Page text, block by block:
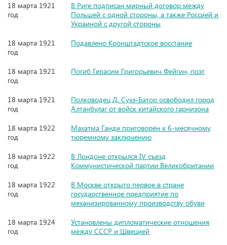
18 марта 1921
год
В Риге подписан мирный договор между
Польшей с одной стороны, а также Россией и
Украиной с другой стороны
18 марта 1921
год
Подавлено Кронштадтское восстание
18 марта 1921
год
Погиб Герасим Григорьевич Фейгин, поэт
18 марта 1921
год
Полководец Д. Сухэ-Батор освободил город
Алтанбулаг от войск китайского гарнизона
18 марта 1922
год
Махатма Ганди приговорён к 6-месячному
тюремному заключению
18 марта 1922
год
В Лондоне открылся IV съезд
Коммунистической партии Великобритании
18 марта 1922
год
В Москве открыто первое в стране
государственное предприятие по
механизированному производству обуви
18 марта 1924
год
Установлены дипломатические отношения
между СССР и Швецией